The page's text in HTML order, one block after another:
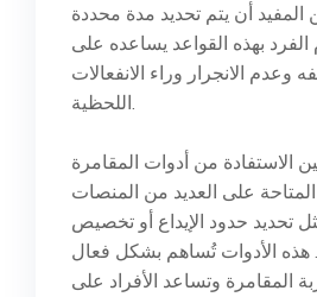
المفيد أن يتم تحديد مدة محددة
الفرد بهذه القواعد يساعده على
الانجرار وراء الانفعالات
اللحظية.
الاستفادة من أدوات المقامرة
على العديد من المنصات
تحديد حدود الإيداع أو تخصيص
هذه الأدوات تُساهم بشكل فعال
المقامرة وتساعد الأفراد على